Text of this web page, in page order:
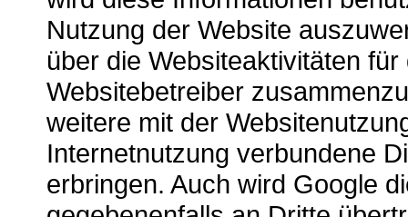
Nutzung der Website
über die Websiteaktivitäten für
Websitebetreiber
weitere mit der
Internetnutzung verbundene
erbringen. Auch wird Google